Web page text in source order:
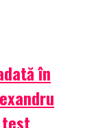
în
test